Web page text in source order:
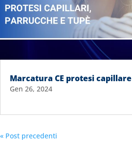
Marcatura CE protesi capillare
Gen 26, 2024
« Post precedenti